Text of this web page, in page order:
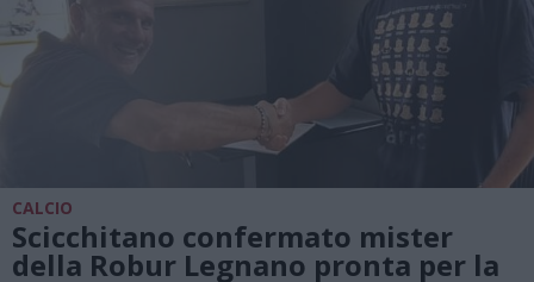
CALCIO
Scicchitano confermato mister
della Robur Legnano pronta per la